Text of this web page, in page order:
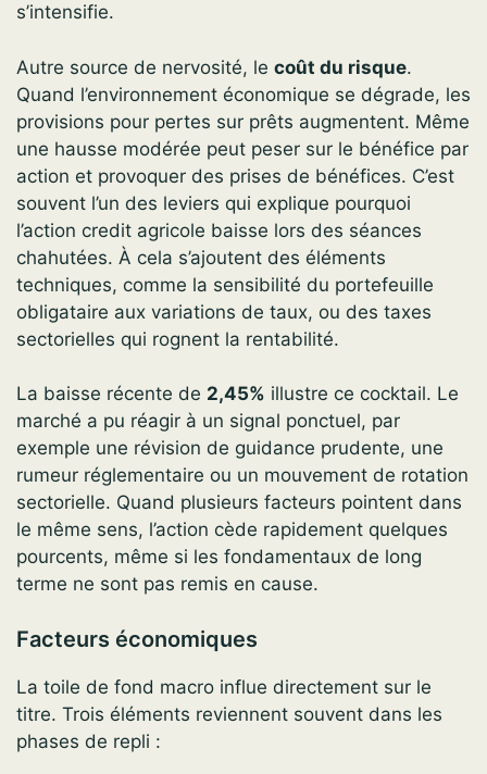
s’intensifie.
Autre source de nervosité, le coût du risque.
Quand l’environnement économique se dégrade, les
provisions pour pertes sur prêts augmentent. Même
une hausse modérée peut peser sur le bénéfice par
action et provoquer des prises de bénéfices. C’est
souvent l’un des leviers qui explique pourquoi
l’action credit agricole baisse lors des séances
chahutées. À cela s’ajoutent des éléments
techniques, comme la sensibilité du portefeuille
obligataire aux variations de taux, ou des taxes
sectorielles qui rognent la rentabilité.
La baisse récente de 2,45% illustre ce cocktail. Le
marché a pu réagir à un signal ponctuel, par
exemple une révision de guidance prudente, une
rumeur réglementaire ou un mouvement de rotation
sectorielle. Quand plusieurs facteurs pointent dans
le même sens, l’action cède rapidement quelques
pourcents, même si les fondamentaux de long
terme ne sont pas remis en cause.
Facteurs économiques
La toile de fond macro influe directement sur le
titre. Trois éléments reviennent souvent dans les
phases de repli :